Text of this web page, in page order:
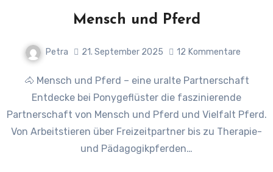
Mensch und Pferd
Petra 21. September 2025 12 Kommentare
🐴 Mensch und Pferd – eine uralte Partnerschaft
Entdecke bei Ponygeflüster die faszinierende
Partnerschaft von Mensch und Pferd und Vielfalt Pferd.
Von Arbeitstieren über Freizeitpartner bis zu Therapie-
und Pädagogikpferden…